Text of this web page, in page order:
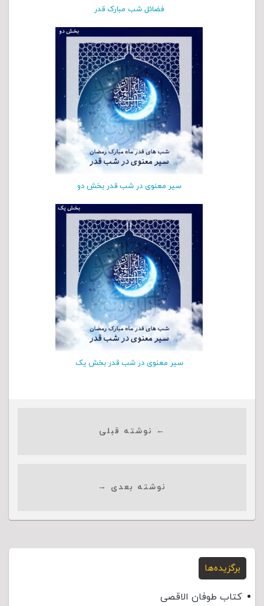
فضائل شب مبارک قدر
سیر معنوی در شب قدر بخش دو
سیر معنوی در شب قدر بخش یک
← نوشته قبلی
نوشته بعدی →
برگزیده‌ها
کتاب طوفان الاقصی